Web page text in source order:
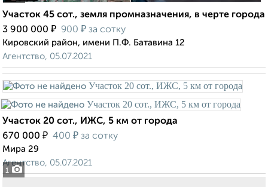
Участок 45 сот., земля промназначения, в черте города
3 900 000 ₽ 900 ₽ за сотку
Кировский район, имени П.Ф. Батавина 12
Агентство, 05.07.2021
1
Участок 20 сот., ИЖС, 5 км от города
670 000 ₽ 400 ₽ за сотку
Мира 29
Агентство, 05.07.2021